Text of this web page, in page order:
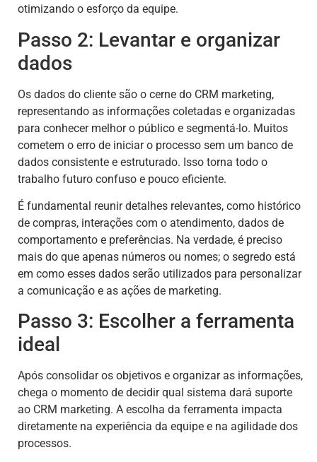
otimizando o esforço da equipe.
Passo 2: Levantar e organizar
dados
Os dados do cliente são o cerne do CRM marketing,
representando as informações coletadas e organizadas
para conhecer melhor o público e segmentá-lo. Muitos
cometem o erro de iniciar o processo sem um banco de
dados consistente e estruturado. Isso torna todo o
trabalho futuro confuso e pouco eficiente.
É fundamental reunir detalhes relevantes, como histórico
de compras, interações com o atendimento, dados de
comportamento e preferências. Na verdade, é preciso
mais do que apenas números ou nomes; o segredo está
em como esses dados serão utilizados para personalizar
a comunicação e as ações de marketing.
Passo 3: Escolher a ferramenta
ideal
Após consolidar os objetivos e organizar as informações,
chega o momento de decidir qual sistema dará suporte
ao CRM marketing. A escolha da ferramenta impacta
diretamente na experiência da equipe e na agilidade dos
processos.